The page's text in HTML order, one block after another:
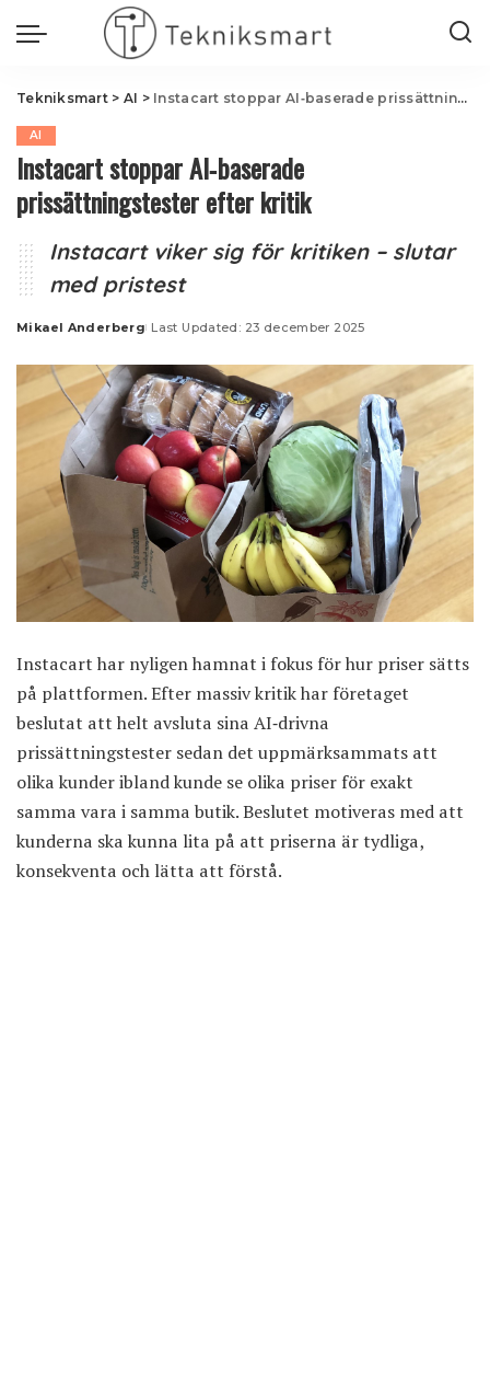
Tekniksmart> AI > Instacart stoppar AI‑baserade prissättningstester efter kritik
AI
Instacart stoppar AI‑baserade
prissättningstester efter kritik
Instacart viker sig för kritiken – slutar
med pristest
Posted
Mikael Anderberg Last Updated: 23 december 2025
Instacart har nyligen hamnat i fokus för hur priser sätts
på plattformen. Efter massiv kritikhar företaget
beslutat att helt avsluta sina AI‑drivna
prissättningstester sedan det uppmärksammats att
olika kunder ibland kunde se olika priser för exakt
samma vara i samma butik.Beslutet motiveras med att
kunderna ska kunna lita på att priserna är tydliga,
konsekventa och lätta att förstå.